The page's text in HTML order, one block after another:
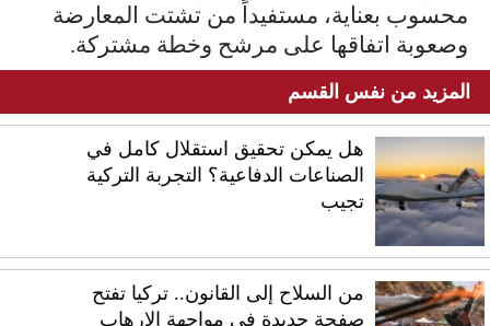
محسوب بعناية، مستفيداً من تشتت المعارضة
وصعوبة اتفاقها على مرشح وخطة مشتركة.
المزيد من نفس القسم
هل يمكن تحقيق استقلال كامل في
الصناعات الدفاعية؟ التجربة التركية
تجيب
من السلاح إلى القانون.. تركيا تفتح
صفحة جديدة في مواجهة الإرهاب